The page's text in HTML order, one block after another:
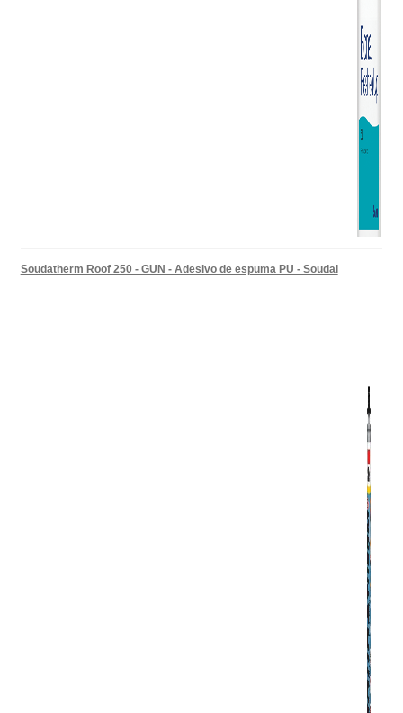
Soudatherm Roof 250 - GUN - Adesivo de espuma PU - Soudal